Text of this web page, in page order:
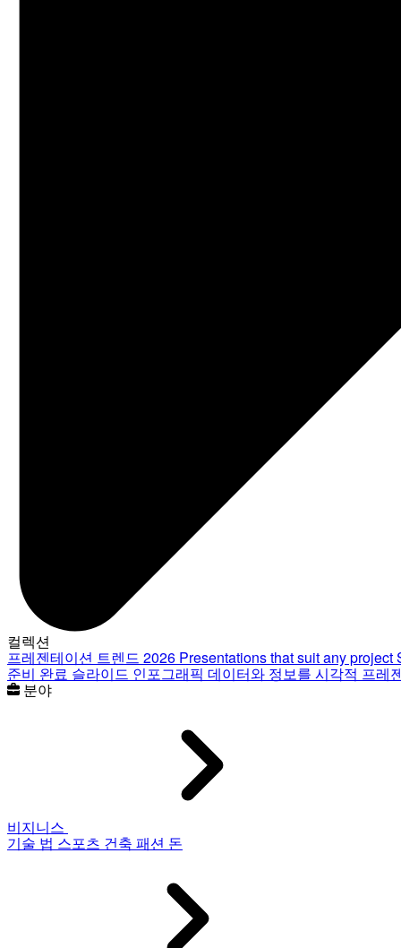
컬렉션
프레젠테이션 트렌드 2026 Presentations that suit any project
준비 완료 슬라이드 인포그래픽 데이터와 정보를 시각적 프레
분야
비지니스
기술 법 스포츠 건축 패션 돈